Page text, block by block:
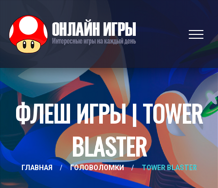
ФЛЕШ ИГРЫ | TOWER
BLASTER
ГЛАВНАЯ / ГОЛОВОЛОМКИ / TOWER BLASTER